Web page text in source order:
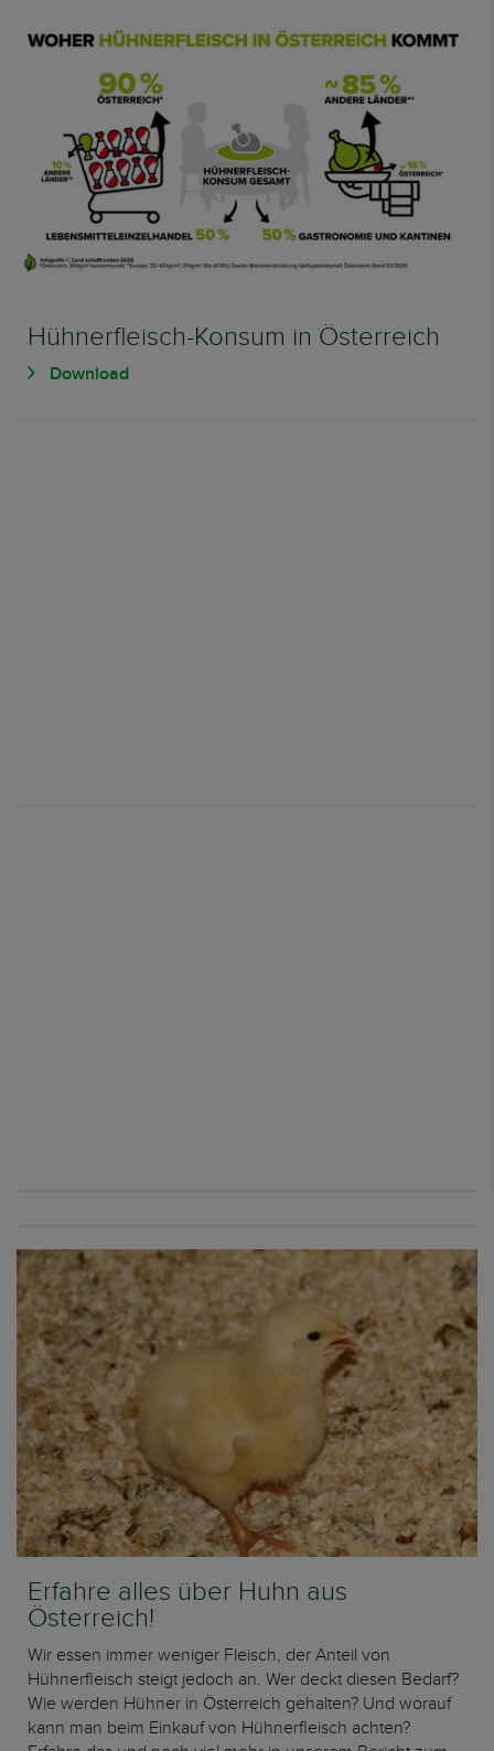
Hühnerfleisch-Konsum in Österreich
Download
Erfahre alles über Huhn aus
Österreich!
Wir essen immer weniger Fleisch, der Anteil von
Hühnerfleisch steigt jedoch an. Wer deckt diesen Bedarf?
Wie werden Hühner in Österreich gehalten? Und worauf
kann man beim Einkauf von Hühnerfleisch achten?